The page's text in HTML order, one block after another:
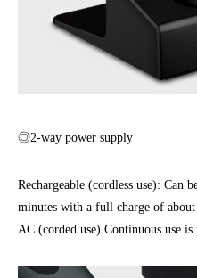
◎2-way power supply
Rechargeable (cordless use): Can
minutes with a full charge of about
AC (corded use) Continuous use